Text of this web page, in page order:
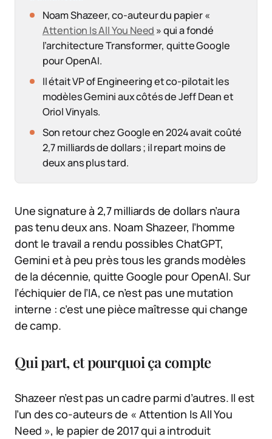
Noam Shazeer, co-auteur du papier «
Attention Is All You Need » qui a fondé
l’architecture Transformer, quitte Google
pour OpenAI.
Il était VP of Engineering et co-pilotait les
modèles Gemini aux côtés de Jeff Dean et
Oriol Vinyals.
Son retour chez Google en 2024 avait coûté
2,7 milliards de dollars ; il repart moins de
deux ans plus tard.
Une signature à 2,7 milliards de dollars n’aura
pas tenu deux ans. Noam Shazeer, l’homme
dont le travail a rendu possibles ChatGPT,
Gemini et à peu près tous les grands modèles
de la décennie, quitte Google pour OpenAI. Sur
l’échiquier de l’IA, ce n’est pas une mutation
interne : c’est une pièce maîtresse qui change
de camp.
Qui part, et pourquoi ça compte
Shazeer n’est pas un cadre parmi d’autres. Il est
l’un des co-auteurs de « Attention Is All You
Need », le papier de 2017 qui a introduit